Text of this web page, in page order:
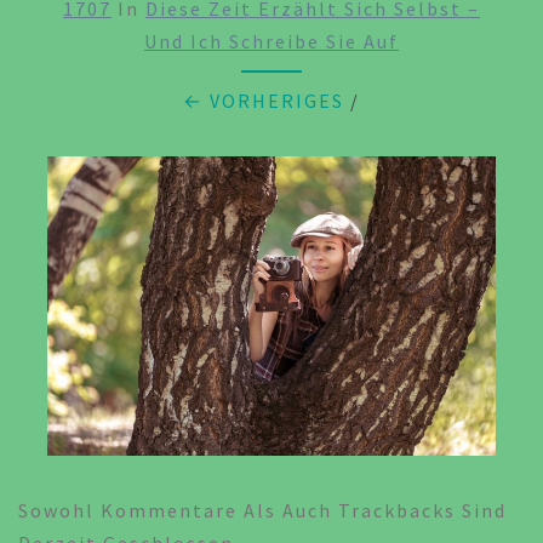
1707 In Diese Zeit Erzählt Sich Selbst –
Und Ich Schreibe Sie Auf
← VORHERIGES /
Sowohl Kommentare Als Auch Trackbacks Sind